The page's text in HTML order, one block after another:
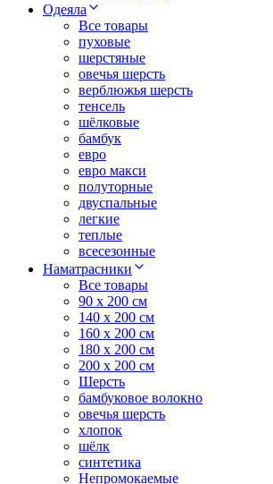
Одеяла
Все товары
пуховые
шерстяные
овечья шерсть
верблюжья шерсть
тенсель
шёлковые
бамбук
евро
евро макси
полуторные
двуспальные
легкие
теплые
всесезонные
Наматрасники
Все товары
90 x 200 см
140 x 200 см
160 x 200 см
180 x 200 см
200 x 200 см
Шерсть
бамбуковое волокно
овечья шерсть
хлопок
шёлк
синтетика
Непромокаемые